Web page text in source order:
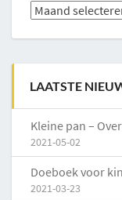
Archieven
LAATSTE
Kleine pan –
2021-05-02
Doeboek voor
2021-03-23